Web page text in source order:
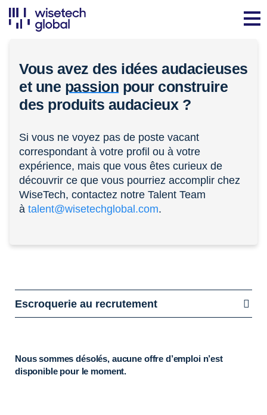
Vous avez des idées audacieuses
et une passion pour construire
des produits audacieux ?
Si vous ne voyez pas de poste vacant
correspondant à votre profil ou à votre
expérience, mais que vous êtes curieux de
découvrir ce que vous pourriez accomplir chez
WiseTech, contactez notre Talent Team
à talent@wisetechglobal.com.
Escroquerie au recrutement
Nous sommes désolés, aucune offre d’emploi n’est
disponible pour le moment.